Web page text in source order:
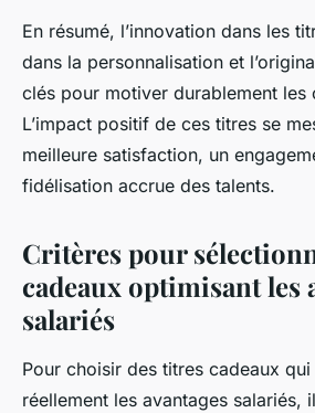
En résumé, l’innovation dans les
dans la personnalisation et
clés pour motiver durablement les
L’impact positif de ces titres se
meilleure satisfaction, un
fidélisation accrue des talents.
Critères pour
cadeaux optimisant les
salariés
Pour choisir des titres cadeaux
réellement les avantages salariés,